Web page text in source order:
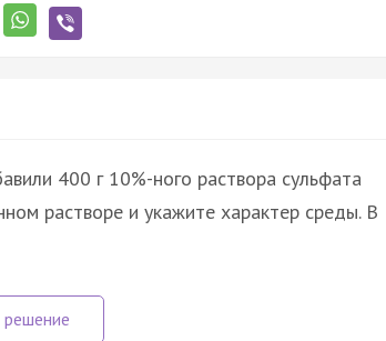
400 г 10%-ного раствора сульфата
растворе и укажите характер среды. В